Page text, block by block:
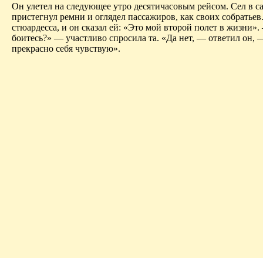
Он улетел на следующее утро десятичасовым рейсом. Сел в
пристегнул ремни и оглядел пассажиров, как своих
стюардесса, и он сказал ей: «Это мой второй полет в
боитесь?» — участливо спросила та. «Да нет, — ответил он,
прекрасно себя чувствую».